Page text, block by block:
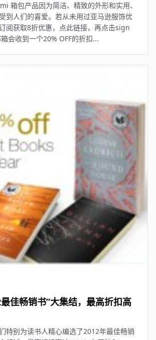
箱包产品因为简洁、精致的外形和实用、
到人们的喜爱。若从未用过亚马逊服饰优
阅获取8折优惠，点此链接，再点击sign
会收到一个20% OFF的折扣...
佳畅销书”大集结，最高折扣高
特别为读书人精心编选了2012年最佳畅销